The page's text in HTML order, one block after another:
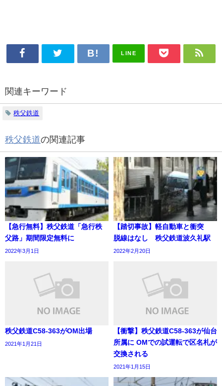
LINE
関連キーワード
秩父鉄道
秩父鉄道の関連記事
【急行無料】秩父鉄道「急行秩
父路」期間限定無料に
2022年3月1日
【踏切事故】軽自動車と衝突
脱線はなし 秩父鉄道波久礼駅
2022年2月20日
秩父鉄道C58-363がOM出場
2021年1月21日
【衝撃】秩父鉄道C58-363が仙台
所属に OMでの試運転で区名札が
交換される
2021年1月15日